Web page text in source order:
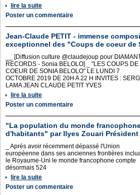
lire la suite
Poster un commentaire
Jean-Claude PETIT - immense
exceptionnel des "Coups de coeur de
__ [Diffusion culture @claudejoup pour
RECORDS - Sonia BELOLO] _ "LES COUPS DE
COEUR DE SONIA BELOLO" LE LUNDI 7
OCTOBRE 2019 DE 20H A 22 H INVITES :
LAMA JEAN CLAUDE PETIT YVES
lire la suite
Poster un commentaire
"La population du monde
d'habitants" par Ilyes Zouari Président
_ Après avoir récemment dépassé l'Union
européenne dans ses anciennes frontières
le Royaume-Uni le monde francophone compte
désormais 524
lire la suite
Poster un commentaire